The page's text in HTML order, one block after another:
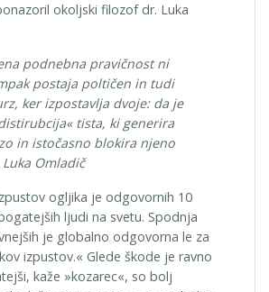
okoljski filozof dr. Luka
podnebna pravičnost ni
postaja poltičen in tudi
ker izpostavlja dvoje: da je
tista, ki generira
in istočasno blokira njeno
Omladič
ogljika je odgovornih 10
ljudi na svetu. Spodnja
je globalno odgovorna le za
izpustov.« Glede škode je ravno
kaže »kozarec«, so bolj